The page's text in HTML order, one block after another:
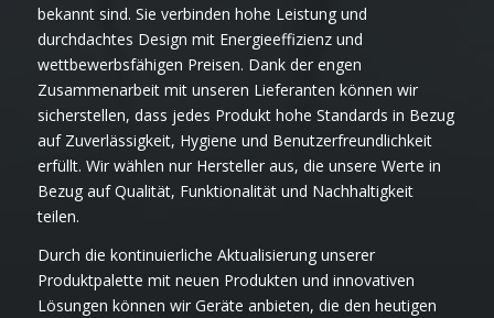
bekannt sind. Sie verbinden hohe Leistung und
durchdachtes Design mit Energieeffizienz und
wettbewerbsfähigen Preisen. Dank der engen
Zusammenarbeit mit unseren Lieferanten können wir
sicherstellen, dass jedes Produkt hohe Standards in Bezug
auf Zuverlässigkeit, Hygiene und Benutzerfreundlichkeit
erfüllt. Wir wählen nur Hersteller aus, die unsere Werte in
Bezug auf Qualität, Funktionalität und Nachhaltigkeit
teilen.
Durch die kontinuierliche Aktualisierung unserer
Produktpalette mit neuen Produkten und innovativen
Lösungen können wir Geräte anbieten, die den heutigen